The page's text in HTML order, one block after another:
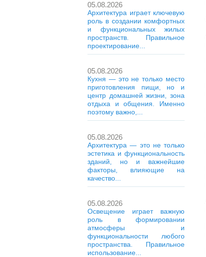
05.08.2026
Архитектура играет ключевую
роль в создании комфортных
и функциональных жилых
пространств. Правильное
проектирование...
05.08.2026
Кухня — это не только место
приготовления пищи, но и
центр домашней жизни, зона
отдыха и общения. Именно
поэтому важно,...
05.08.2026
Архитектура — это не только
эстетика и функциональность
зданий, но и важнейшие
факторы, влияющие на
качество...
05.08.2026
Освещение играет важную
роль в формировании
атмосферы и
функциональности любого
пространства. Правильное
использование...